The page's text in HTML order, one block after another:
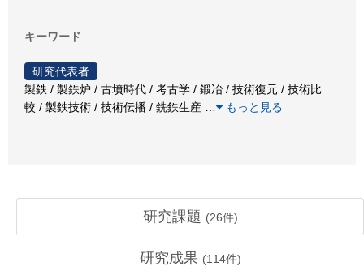
キーワード
研究代表者
製鉄 / 製鉄炉 / 古墳時代 / 考古学 / 鍛冶 / 技術復元 / 技術比
較 / 製鉄技術 / 技術伝播 / 銑鉄生産
もっと見る
研究課題 (26件)
研究成果 (114件)